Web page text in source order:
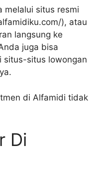
melalui situs resmi
), atau
langsung ke
juga bisa
situs-situs lowongan
di Alfamidi tidak
Di